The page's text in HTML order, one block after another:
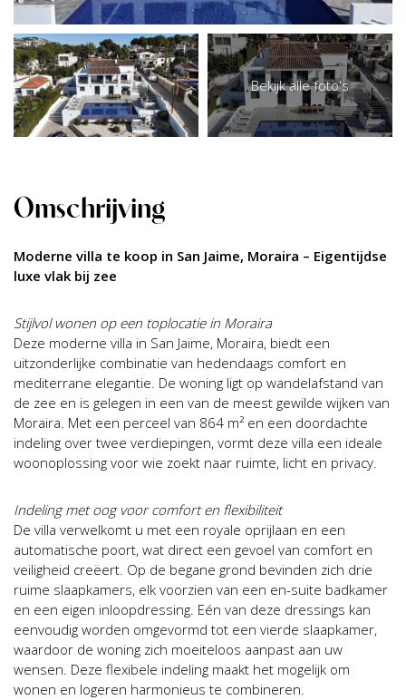
Bekijk alle foto's
Omschrijving
Moderne villa te koop in San Jaime, Moraira – Eigentijdse
luxe vlak bij zee
Stijlvol wonen op een toplocatie in Moraira
Deze moderne villa in San Jaime, Moraira, biedt een
uitzonderlijke combinatie van hedendaags comfort en
mediterrane elegantie. De woning ligt op wandelafstand van
de zee en is gelegen in een van de meest gewilde wijken van
Moraira. Met een perceel van 864 m² en een doordachte
indeling over twee verdiepingen, vormt deze villa een ideale
woonoplossing voor wie zoekt naar ruimte, licht en privacy.
Indeling met oog voor comfort en flexibiliteit
De villa verwelkomt u met een royale oprijlaan en een
automatische poort, wat direct een gevoel van comfort en
veiligheid creëert. Op de begane grond bevinden zich drie
ruime slaapkamers, elk voorzien van een en-suite badkamer
en een eigen inloopdressing. Eén van deze dressings kan
eenvoudig worden omgevormd tot een vierde slaapkamer,
waardoor de woning zich moeiteloos aanpast aan uw
wensen. Deze flexibele indeling maakt het mogelijk om
wonen en logeren harmonieus te combineren.